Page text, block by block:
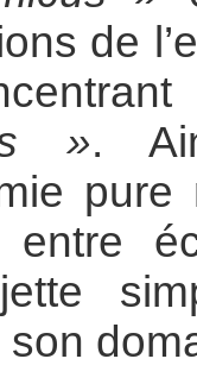
de
».
entre
son